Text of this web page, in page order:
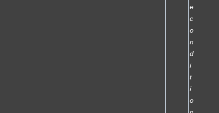
e
c
o
n
d
i
t
i
o